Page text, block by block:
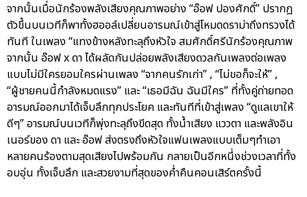
จากนั้นเมื่อนักร้องพลังเสียงคุณภาพอย่าง “อ๊อฟ ปองศักดิ์” ปรากฏ
ตัวขึ้นบนเวทีก็พาทั้งฮออล์เปลี่ยนอารมณ์เข้าสู่โหมดดราม่าถึงทรวงได้
ทันที ในเพลง “แทงข้างหลังทะลุถึงหัวใจ สมศักดิ์ศรีนักร้องคุณภาพ
จากนั้น อ๊อฟ x ดา ได้ผลัดกันปล่อยพลังเสียงดวลกันเพลงต่อเพลง
แบบไม่มีใครยอมใครผ่านเพลง “จากคนรักเก่า” , “ไม่ขอก็จะให้” ,
“ผู้ชายคนนี้กำลังหมดแรง” และ “เธอมีฉัน ฉันมีใคร” ที่ทั้งคู่ถ่ายทอด
อารมณ์ออกมาได้เจ็บลึกทุกประโยค และทันทีที่เข้าสู่เพลง “ดูแลเขาให้
ดีๆ” อารมณ์บนเวทีก็พุ่งทะลุถึงขีดสุด ทั้งน้ำเสียง แววตา และพลังอิน
เนอร์ของ ดา และ อ๊อฟ ส่งตรงถึงหัวใจแฟนเพลงแบบเต็มๆทำเอา
หลายคนร้องตามสุดเสียงไปพร้อมกัน กลายเป็นอีกหนึ่งช่วงเวลาที่ทั้ง
อบอุ่น ทั้งเจ็บลึก และสวยงามที่สุดของค่ำคืนคอนเสิร์ตครั้งนี้